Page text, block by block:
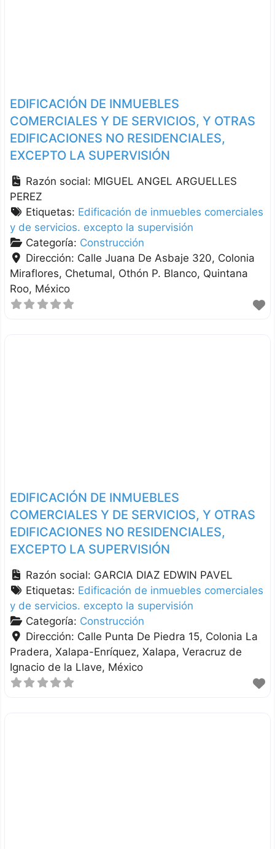
EDIFICACIÓN DE INMUEBLES
COMERCIALES Y DE SERVICIOS, Y OTRAS
EDIFICACIONES NO RESIDENCIALES,
EXCEPTO LA SUPERVISIÓN
Razón social: MIGUEL ANGEL ARGUELLES
PEREZ
Etiquetas: Edificación de inmuebles comerciales
y de servicios. excepto la supervisión
Categoría: Construcción
Dirección: Calle Juana De Asbaje 320, Colonia
Miraflores, Chetumal Othón P. Blanco Quintana
Roo México
EDIFICACIÓN DE INMUEBLES
COMERCIALES Y DE SERVICIOS, Y OTRAS
EDIFICACIONES NO RESIDENCIALES,
EXCEPTO LA SUPERVISIÓN
Razón social: GARCIA DIAZ EDWIN PAVEL
Etiquetas: Edificación de inmuebles comerciales
y de servicios. excepto la supervisión
Categoría: Construcción
Dirección: Calle Punta De Piedra 15, Colonia La
Pradera, Xalapa-Enríquez Xalapa Veracruz de
Ignacio de la Llave México